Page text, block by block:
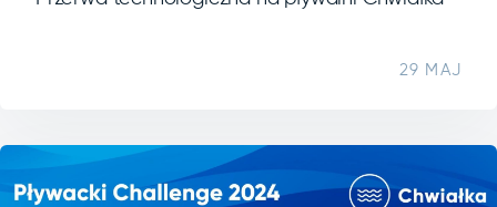
29 MAJ